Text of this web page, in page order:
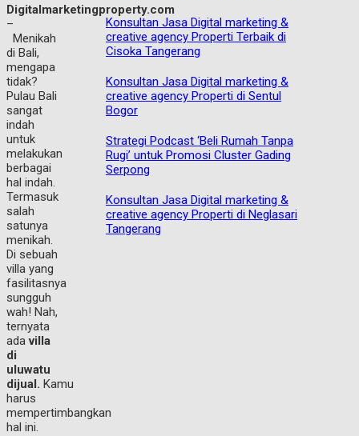
Digitalmarketingproperty.com
–
Menikah
di Bali,
mengapa
tidak?
Pulau Bali
sangat
indah
untuk
melakukan
berbagai
hal indah.
Termasuk
salah
satunya
menikah.
Di sebuah
villa yang
fasilitasnya
sungguh
wah! Nah,
ternyata
adavilla
di
uluwatu
dijual. Kamu
harus
mempertimbangkan
hal ini.
Konsultan Jasa Digital marketing &
creative agency Properti Terbaik di
Cisoka Tangerang
Konsultan Jasa Digital marketing &
creative agency Properti di Sentul
Bogor
Strategi Podcast ‘Beli Rumah Tanpa
Rugi’ untuk Promosi Cluster Gading
Serpong
Konsultan Jasa Digital marketing &
creative agency Properti di Neglasari
Tangerang